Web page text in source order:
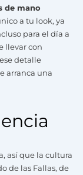
de mano
a tu look, ya
para el día a
llevar con
detalle
arranca una
así que la cultura
de las Fallas, de